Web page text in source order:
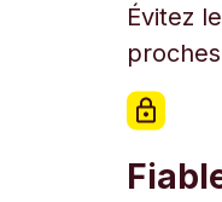
Évitez